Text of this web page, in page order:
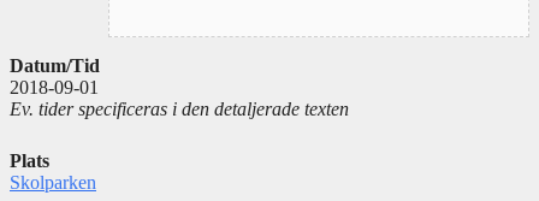
Datum/Tid
2018-09-01
Ev. tider specificeras i den detaljerade texten
Plats
Skolparken